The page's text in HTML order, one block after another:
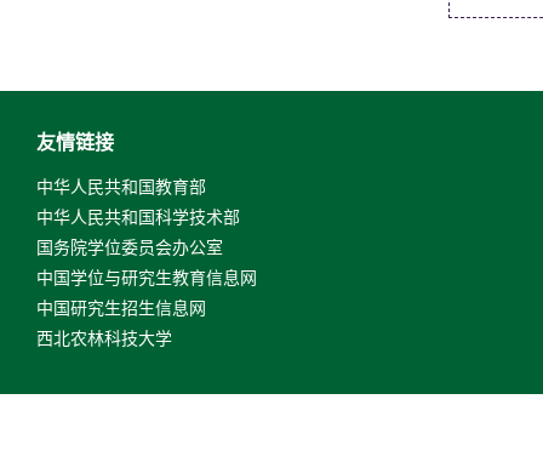
友情链接
中华人民共和国教育部
中华人民共和国科学技术部
国务院学位委员会办公室
中国学位与研究生教育信息网
中国研究生招生信息网
西北农林科技大学